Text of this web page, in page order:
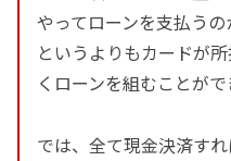
やってローンを支払うの
というよりもカードが
くローンを組むことがで
では、全て現金決済すれ